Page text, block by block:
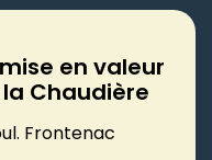
en valeur
Chaudière
Frontenac